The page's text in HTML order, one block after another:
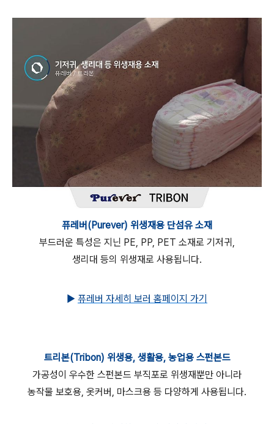
퓨레버(Purever) 위생재용 단섬유 소재
부드러운 특성은 지닌 PE, PP, PET 소재로 기저귀,
생리대 등의 위생재로 사용됩니다.
▶ 퓨레버 자세히 보러 홈페이지 가기
트리본(Tribon) 위생용, 생활용, 농업용 스펀본드
가공성이 우수한 스펀본드 부직포로 위생재뿐만 아니라
농작물 보호용, 옷커버, 마스크용 등 다양하게 사용됩니다.